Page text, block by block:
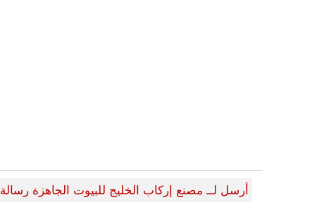
أرسل لــ مصنع إركاب الخليج للبيوت الجاهزة رسالة